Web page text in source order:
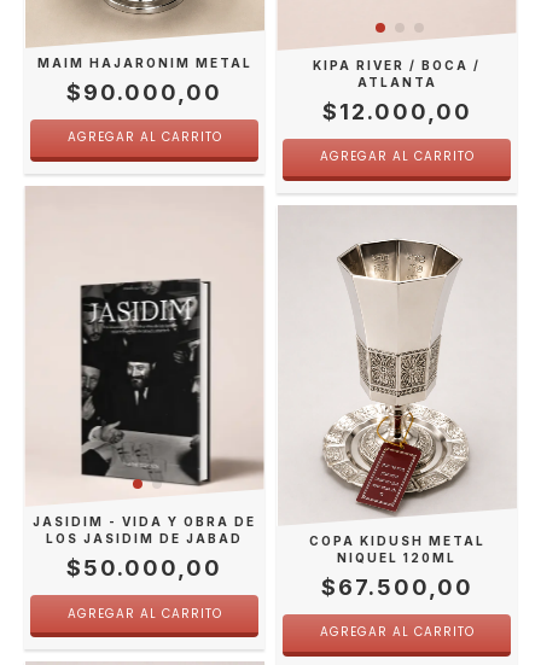
MAIM HAJARONIM METAL
$90.000,00
KIPA RIVER / BOCA /
ATLANTA
$12.000,00
AGREGAR AL CARRITO
JASIDIM - VIDA Y OBRA DE
LOS JASIDIM DE JABAD
$50.000,00
COPA KIDUSH METAL
NIQUEL 120ML
$67.500,00